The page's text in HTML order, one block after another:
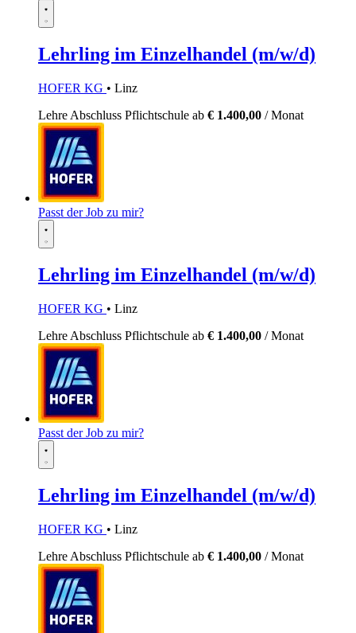
Lehrling im Einzelhandel (m/w/d)
HOFER KG • Linz
Lehre Abschluss Pflichtschule ab € 1.400,00 / Monat
Passt der Job zu mir?
Lehrling im Einzelhandel (m/w/d)
HOFER KG • Linz
Lehre Abschluss Pflichtschule ab € 1.400,00 / Monat
Passt der Job zu mir?
Lehrling im Einzelhandel (m/w/d)
HOFER KG • Linz
Lehre Abschluss Pflichtschule ab € 1.400,00 / Monat